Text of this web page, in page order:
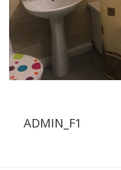
ADMIN_F1